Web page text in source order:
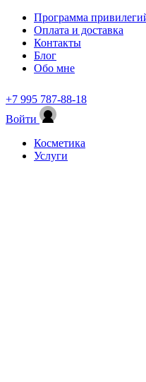
Программа
Оплата и доставка
Контакты
Блог
Обо мне
+7 995 787-88-18
Войти
Косметика
Услуги